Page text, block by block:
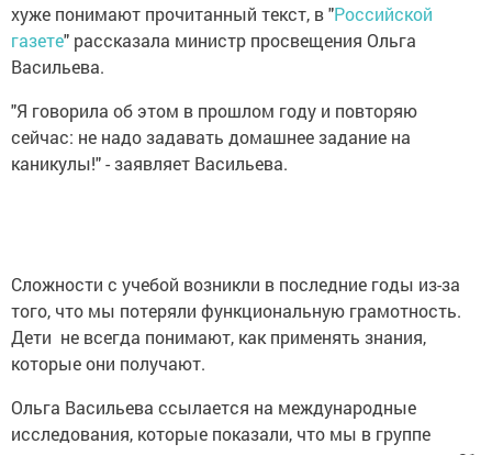
хуже понимают прочитанный текст, в "Российской
газете" рассказала министр просвещения Ольга
Васильева.
"Я говорила об этом в прошлом году и повторяю
сейчас: не надо задавать домашнее задание на
каникулы!" - заявляет Васильева.
Сложности с учебой возникли в последние годы из-за
того, что мы потеряли функциональную грамотность.
Дети не всегда понимают, как применять знания,
которые они получают.
Ольга Васильева ссылается на международные
исследования, которые показали, что мы в группе